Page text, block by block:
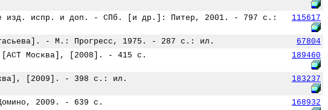
е изд. испр. и доп. - СПб. [и др.]: Питер, 2001. - 797 с.:
115617
- М.: Прогресс, 1975. - 287 с.: ил.
67804
Москва], [2008]. - 415 с. 189460
[2009]. - 398 с.: ил. 183237
2009. - 639 с. 168932